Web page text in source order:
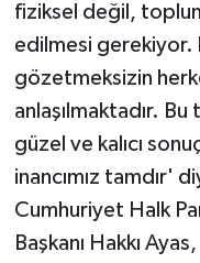
fiziksel değil,
edilmesi gerekiyor.
gözetmeksizin
anlaşılmaktadır.
güzel ve kalıcı
inancımız tamdır'
Cumhuriyet Halk
Başkanı Hakkı